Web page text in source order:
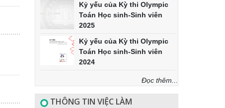
Kỷ yếu của Kỳ thi Olympic
Toán Học sinh-Sinh viên
2025
Kỷ yếu của Kỳ thi Olympic
Toán Học sinh-Sinh viên
2024
Đọc thêm...
THÔNG TIN VIỆC LÀM